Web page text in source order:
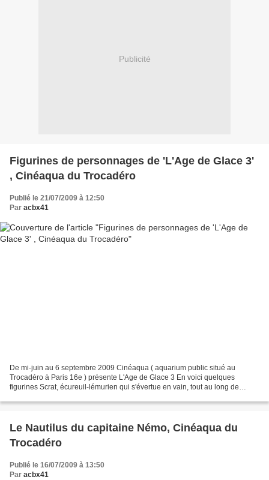
Publicité
Figurines de personnages de 'L'Age de Glace 3'
, Cinéaqua du Trocadéro
Publié le 21/07/2009 à 12:50
Par acbx41
De mi-juin au 6 septembre 2009 Cinéaqua ( aquarium public situé au
Trocadéro à Paris 16e ) présente L'Age de Glace 3 En voici quelques
figurines Scrat, écureuil-lémurien qui s'évertue en vain, tout au long de
Le Nautilus du capitaine Némo, Cinéaqua du
Trocadéro
Publié le 16/07/2009 à 13:50
Par acbx41